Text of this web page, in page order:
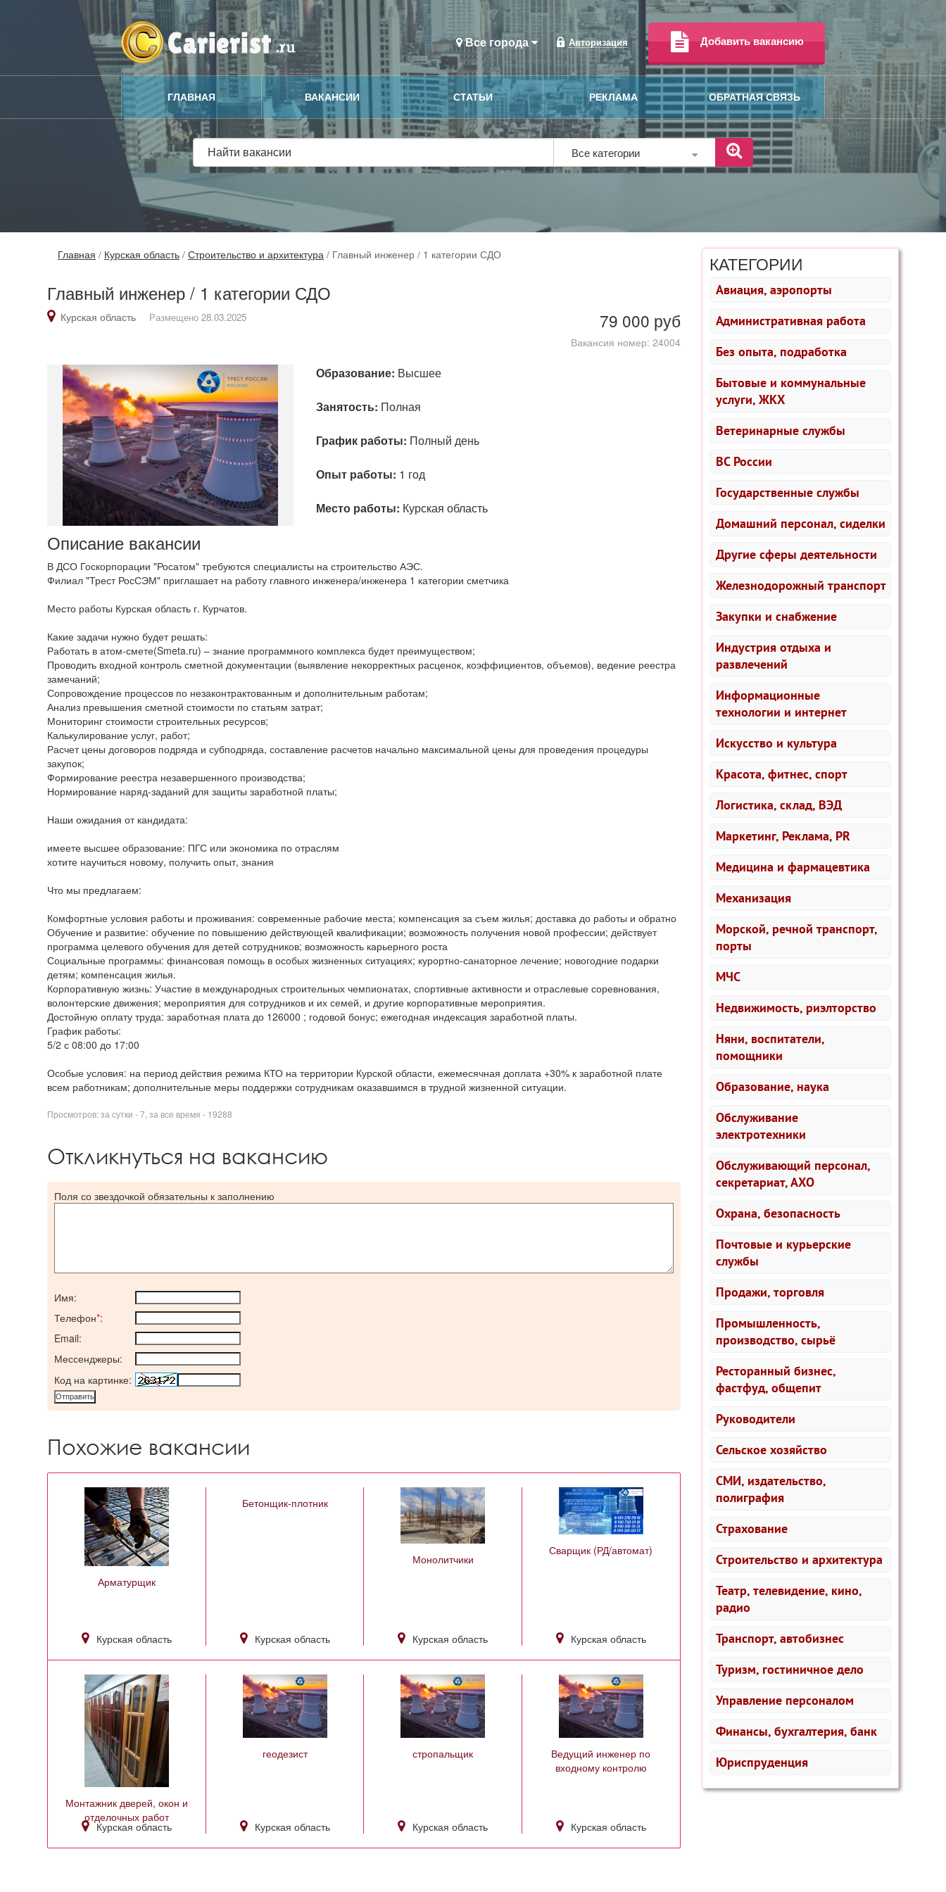
Все города Авторизация Добавить вакансию
ГЛАВНАЯ ВАКАНСИИ СТАТЬИ РЕКЛАМА ОБРАТНАЯ СВЯЗЬ
Все категории
КАТЕГОРИИ
Авиация, аэропорты
Административная работа
Без опыта, подработка
Бытовые и коммунальные
услуги, ЖКХ
Ветеринарные службы
ВС России
Государственные службы
Домашний персонал, сиделки
Другие сферы деятельности
Железнодорожный транспорт
Закупки и снабжение
Индустрия отдыха и
развлечений
Информационные
технологии и интернет
Искусство и культура
Красота, фитнес, спорт
Логистика, склад, ВЭД
Маркетинг, Реклама, PR
Медицина и фармацевтика
Механизация
Морской, речной транспорт,
порты
МЧС
Недвижимость, риэлторство
Няни, воспитатели,
помощники
Образование, наука
Обслуживание
электротехники
Обслуживающий персонал,
секретариат, АХО
Охрана, безопасность
Почтовые и курьерские
службы
Продажи, торговля
Промышленность,
производство, сырьё
Ресторанный бизнес,
фастфуд, общепит
Руководители
Сельское хозяйство
СМИ, издательство,
полиграфия
Страхование
Строительство и архитектура
Театр, телевидение, кино,
радио
Транспорт, автобизнес
Туризм, гостиничное дело
Управление персоналом
Финансы, бухгалтерия, банк
Юриспруденция
Главная / Курская область / Строительство и архитектура / Главный инженер / 1 категории СДО
Главный инженер / 1 категории СДО
Курская область Размещено 28.03.2025 79 000 руб
Вакансия номер: 24004
Образование: Высшее
Занятость: Полная
График работы: Полный день
Опыт работы: 1 год
Место работы: Курская область
Описание вакансии
В ДСО Госкорпорации "Росатом" требуются специалисты на строительство АЭС.
Филиал "Трест РосСЭМ" приглашает на работу главного инженера/инженера 1 категории сметчика
Место работы Курская область г. Курчатов.
Какие задачи нужно будет решать:
Работать в атом-смете(Smeta.ru) – знание программного комплекса будет преимуществом;
Проводить входной контроль сметной документации (выявление некорректных расценок, коэффициентов, объемов), ведение реестра
замечаний;
Сопровождение процессов по незаконтрактованным и дополнительным работам;
Анализ превышения сметной стоимости по статьям затрат;
Мониторинг стоимости строительных ресурсов;
Калькулирование услуг, работ;
Расчет цены договоров подряда и субподряда, составление расчетов начально максимальной цены для проведения процедуры
закупок;
Формирование реестра незавершенного производства;
Нормирование наряд-заданий для защиты заработной платы;
Наши ожидания от кандидата:
имеете высшее образование: ПГС или экономика по отраслям
хотите научиться новому, получить опыт, знания
Что мы предлагаем:
Комфортные условия работы и проживания: современные рабочие места; компенсация за съем жилья; доставка до работы и обратно
Обучение и развитие: обучение по повышению действующей квалификации; возможность получения новой профессии; действует
программа целевого обучения для детей сотрудников; возможность карьерного роста
Социальные программы: финансовая помощь в особых жизненных ситуациях; курортно-санаторное лечение; новогодние подарки
детям; компенсация жилья.
Корпоративную жизнь: Участие в международных строительных чемпионатах, спортивные активности и отраслевые соревнования,
волонтерские движения; мероприятия для сотрудников и их семей, и другие корпоративные мероприятия.
Достойную оплату труда: заработная плата до 126000 ; годовой бонус; ежегодная индексация заработной платы.
График работы:
5/2 с 08:00 до 17:00
Особые условия: на период действия режима КТО на территории Курской области, ежемесячная доплата +30% к заработной плате
всем работникам; дополнительные меры поддержки сотрудникам оказавшимся в трудной жизненной ситуации.
Просмотров: за сутки - 7, за все время - 19288
Откликнуться на вакансию
Поля со звездочкой обязательны к заполнению
Имя:
Телефон*:
Email:
Мессенджеры:
Код на картинке:
Похожие вакансии
Арматурщик
Курская область
Бетонщик-плотник
Курская область
Монолитчики
Курская область
Сварщик (РД/автомат)
Курская область
Монтажник дверей, окон и
отделочных работ
Курская область
геодезист
Курская область
стропальщик
Курская область
Ведущий инженер по
входному контролю
Курская область